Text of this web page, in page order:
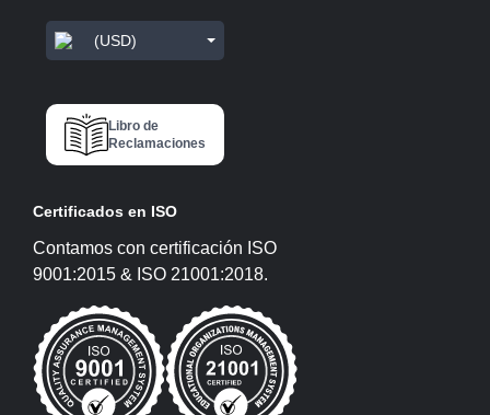
(USD)
Libro de
Reclamaciones
Certificados en ISO
Contamos con certificación ISO
9001:2015 & ISO 21001:2018.